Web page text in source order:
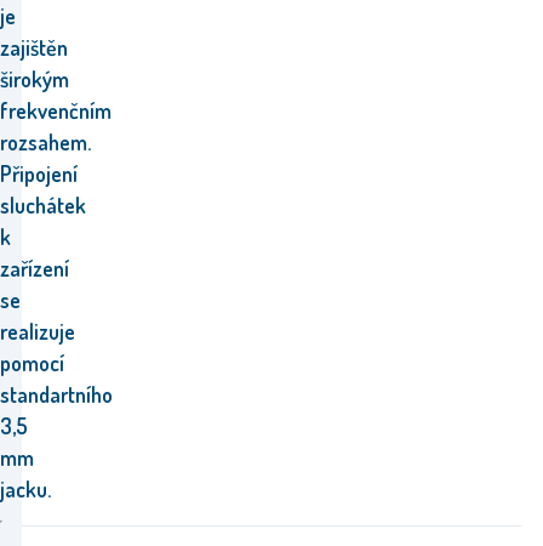
je
zajištěn
širokým
frekvenčním
rozsahem.
Připojení
sluchátek
k
zařízení
se
realizuje
pomocí
standartního
3,5
mm
jacku.